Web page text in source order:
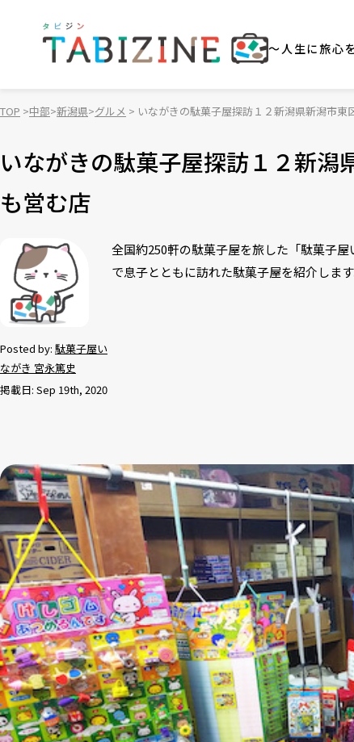
～人生に旅心
TOP 中部 新潟県 グルメ いながきの駄菓子屋探訪１２新潟県新潟市
いながきの駄菓子屋探訪１２新
も営む店
Posted by: 駄菓子屋い
ながき 宮永篤史
掲載日: Sep 19th, 2020
全国約250軒の駄菓子屋を旅した「駄菓子
で息子とともに訪れた駄菓子屋を紹介しま